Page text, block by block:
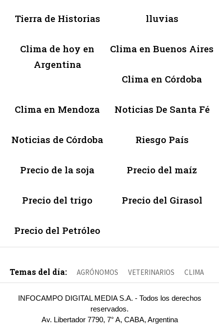
Tierra de Historias lluvias
Clima de hoy en
Argentina
Clima en Buenos Aires
Clima en Córdoba
Clima en Mendoza Noticias De Santa Fé
Noticias de Córdoba Riesgo País
Precio de la soja Precio del maíz
Precio del trigo Precio del Girasol
Precio del Petróleo
Temas del día: AGRÓNOMOS VETERINARIOS CLIMA
INFOCAMPO DIGITAL MEDIA S.A. - Todos los derechos
reservados.
Av. Libertador 7790, 7° A, CABA, Argentina